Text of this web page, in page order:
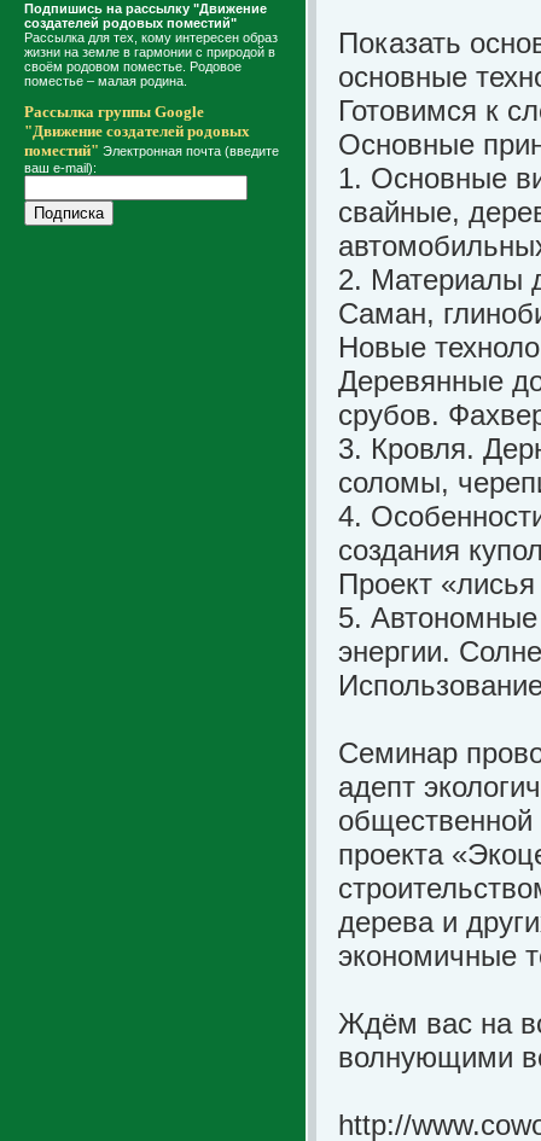
Подпишись на рассылку "Движение
создателей родовых поместий"
Рассылка для тех, кому интересен образ
жизни на земле в гармонии с природой в
своём родовом поместье. Родовое
поместье – малая родина.
Рассылка группы Google
"Движение создателей родовых
поместий" Электронная почта (введите
ваш e-mail):
Показать
основные
Готовимся к
Основные
1. Основные
свайные,
2. Материалы
Саман,
Новые
Деревянные
срубов.
3. Кровля.
соломы,
4.
создания
Проект
5.
энергии.
Семинар
адепт
общественной
проекта
дерева и
экономичные
Ждём вас на
волнующими
http://